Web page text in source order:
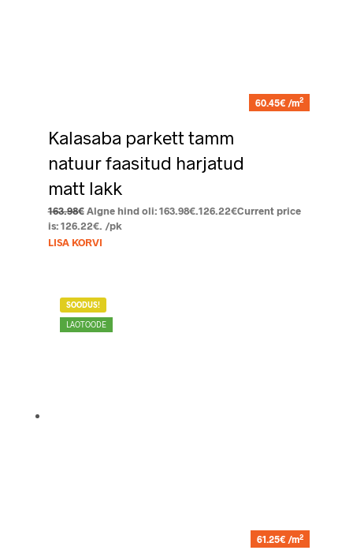
60.45€ /m2
Kalasaba parkett tamm
natuur faasitud harjatud
matt lakk
163.98€ Algne hind oli: 163.98€.126.22€Current price
is: 126.22€. /pk
LISA KORVI
SOODUS!
LAOTOODE
61.25€ /m2